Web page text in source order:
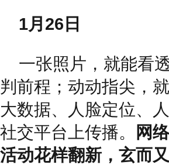
1月26日
一张照片，就能看
判前程；动动指尖，
大数据、人脸定位、
社交平台上传播。
网
活动花样翻新，玄而